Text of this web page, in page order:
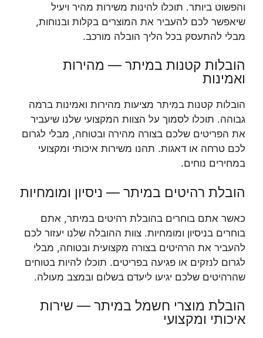
והפשוט ביותר. תוכלו להינות משירות מהיר ויעיל
שיאפשר לכם להעביר את המוצרים בקלות ובנוחות,
מבלי להתעסק בכל הליך הובלה מורכב.
הובלות קטנות במיתר — מהירות
ואמינות
הובלות קטנות במיתר מציעות מהירות ואמינות ברמה
גבוהה. תוכלו לסמוך על הצוות המקצועי שלנו שיעביר
את הפריטים שלכם בצורה מהירה ובטוחה, מבלי לגרום
לכם טרחה או דאגות. תהנו משירות איכותי ומקצועי
במחירים נוחים.
הובלת רהיטים במיתר — ניסיון ומומחיות
כאשר אתם בוחרים בהובלת רהיטים במיתר, אתם
בוחרים בניסיון ומומחיות. צוות ההובלה שלנו יעזור לכם
להעביר את הרהיטים בצורה מקצועית ובטוחה, מבלי
לגרום לנזקים או פגיעה בפריטים. תוכלו להיות בטוחים
שהרהיטים שלכם יגיעו ליעדם בשלום ובמצב מעולה.
הובלת מוצרי חשמל במיתר — שירות
איכותי ומקצועי